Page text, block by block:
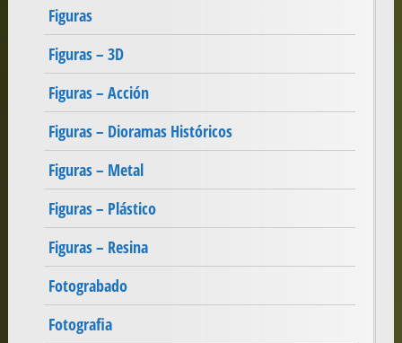
Figuras
Figuras – 3D
Figuras – Acción
Figuras – Dioramas Históricos
Figuras – Metal
Figuras – Plástico
Figuras – Resina
Fotograbado
Fotografia